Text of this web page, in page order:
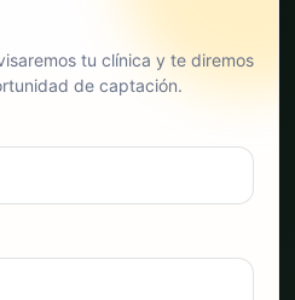
tu clínica y te diremos
de captación.